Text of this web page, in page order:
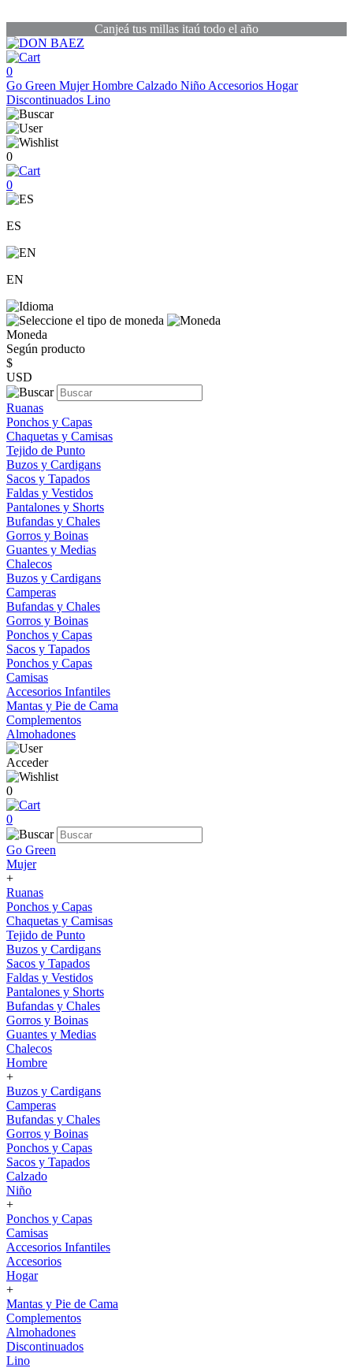
Canjeá tus millas itaú todo el año
0
Go Green MujerHombre Calzado Niño Accesorios Hogar
Discontinuados Lino
0
0
ES
EN
Moneda
Según producto
$
USD
Ruanas
Ponchos y Capas
Chaquetas y Camisas
Tejido de Punto
Buzos y Cardigans
Sacos y Tapados
Faldas y Vestidos
Pantalones y Shorts
Bufandas y Chales
Gorros y Boinas
Guantes y Medias
Chalecos
Buzos y Cardigans
Camperas
Bufandas y Chales
Gorros y Boinas
Ponchos y Capas
Sacos y Tapados
Ponchos y Capas
Camisas
Accesorios Infantiles
Mantas y Pie de Cama
Complementos
Almohadones
Acceder
0
0
Go Green
Mujer
+
Ruanas
Ponchos y Capas
Chaquetas y Camisas
Tejido de Punto
Buzos y Cardigans
Sacos y Tapados
Faldas y Vestidos
Pantalones y Shorts
Bufandas y Chales
Gorros y Boinas
Guantes y Medias
Chalecos
Hombre
+
Buzos y Cardigans
Camperas
Bufandas y Chales
Gorros y Boinas
Ponchos y Capas
Sacos y Tapados
Calzado
Niño
+
Ponchos y Capas
Camisas
Accesorios Infantiles
Accesorios
Hogar
+
Mantas y Pie de Cama
Complementos
Almohadones
Discontinuados
Lino